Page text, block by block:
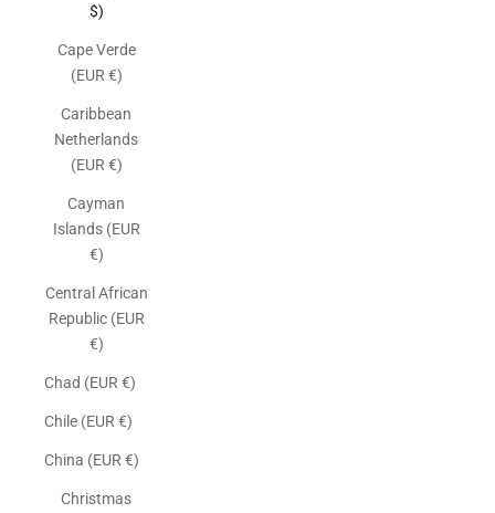
$)
Cape Verde
(EUR €)
Caribbean
Netherlands
(EUR €)
Cayman
Islands (EUR
€)
Central African
Republic (EUR
€)
Chad (EUR €)
Chile (EUR €)
China (EUR €)
Christmas